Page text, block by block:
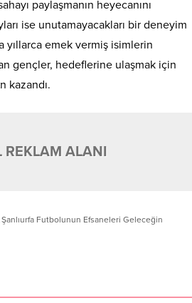
paylaşmanın heyecanını
ise unutamayacakları bir deneyim
yıllarca emek vermiş isimlerin
gençler, hedeflerine ulaşmak için
kazandı.
REKLAM ALANI
Şanlıurfa Futbolunun Efsaneleri Geleceğin